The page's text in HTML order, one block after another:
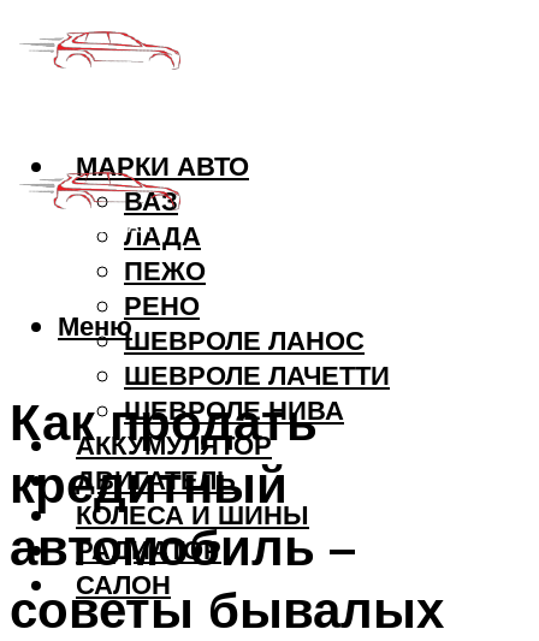
МАРКИ АВТО
ВАЗ
ЛАДА
ПЕЖО
РЕНО
ШЕВРОЛЕ ЛАНОС
ШЕВРОЛЕ ЛАЧЕТТИ
ШЕВРОЛЕ НИВА
АККУМУЛЯТОР
ДВИГАТЕЛЬ
КОЛЕСА И ШИНЫ
РАДИАТОР
САЛОН
Меню
Как продать
кредитный
автомобиль –
советы бывалых